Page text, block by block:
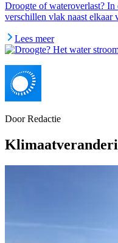
Droogte of wateroverlast?
verschillen vlak naast elkaar
Lees meer
DoorRedactie